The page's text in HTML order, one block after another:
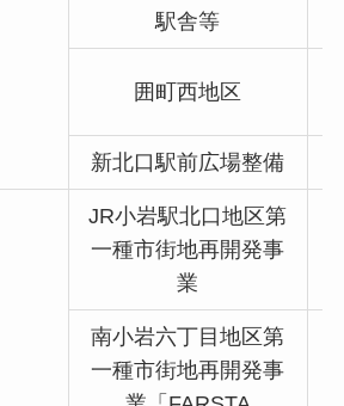
駅舎等
囲町西地区
新北口駅前広場整備
JR小岩駅北口地区第
一種市街地再開発事
業
南小岩六丁目地区第
一種市街地再開発事